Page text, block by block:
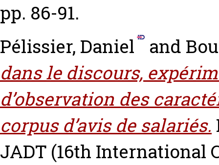
pp. 86-91.
Pélissier, Daniel
and
dans le discours,
d’observation des
corpus d’avis de salariés.
JADT (16th International